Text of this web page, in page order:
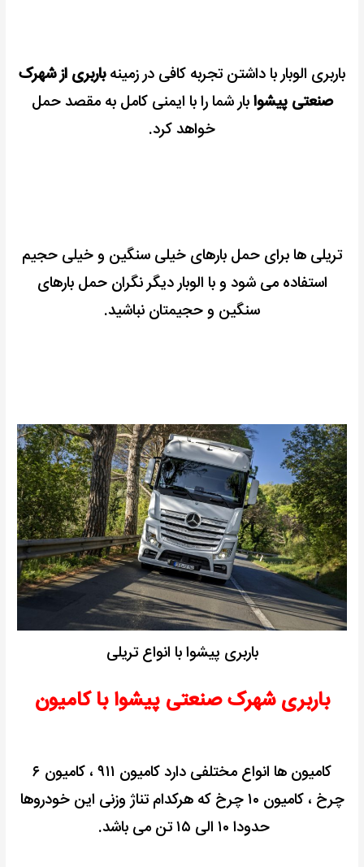
باربری الوبار با داشتن تجربه کافی در زمینهباربری از شهرک
صنعتی پیشوابار شما را با ایمنی کامل به مقصد حمل
خواهد کرد.
تریلی ها برای حمل بارهای خیلی سنگین و خیلی حجیم
استفاده می شود و با الوبار دیگر نگران حمل بارهای
سنگین و حجیمتان نباشید.
باربری پیشوا با انواع تریلی
باربری شهرک صنعتی پیشوا با کامیون
کامیون ها انواع مختلفی دارد کامیون ۹۱۱ ، کامیون ۶
چرخ ، کامیون ۱۰ چرخ که هرکدام تناژ وزنی این خودروها
حدودا ۱۰ الی ۱۵ تن می باشد.